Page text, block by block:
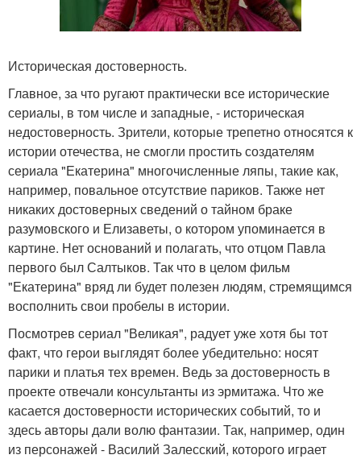
Историческая достоверность.
Главное, за что ругают практически все исторические
сериалы, в том числе и западные, - историческая
недостоверность. Зрители, которые трепетно относятся к
истории отечества, не смогли простить создателям
сериала "Екатерина" многочисленные ляпы, такие как,
например, повальное отсутствие париков. Также нет
никаких достоверных сведений о тайном браке
разумовского и Елизаветы, о котором упоминается в
картине. Нет оснований и полагать, что отцом Павла
первого был Салтыков. Так что в целом фильм
"Екатерина" вряд ли будет полезен людям, стремящимся
восполнить свои пробелы в истории.
Посмотрев сериал "Великая", радует уже хотя бы тот
факт, что герои выглядят более убедительно: носят
парики и платья тех времен. Ведь за достоверность в
проекте отвечали консультанты из эрмитажа. Что же
касается достоверности исторических событий, то и
здесь авторы дали волю фантазии. Так, например, один
из персонажей - Василий Залесский, которого играет